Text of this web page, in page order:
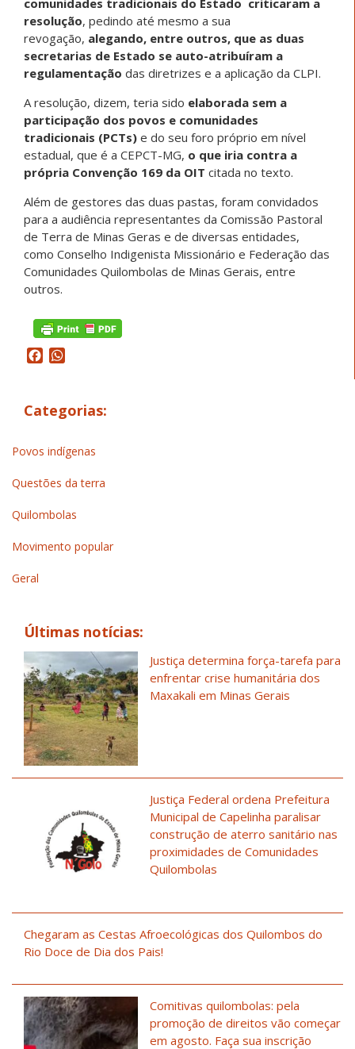
resolução, pedindo até mesmo a sua
revogação, alegando, entre outros, que as duas
secretarias de Estado se auto-atribuíram a
regulamentação das diretrizes e a aplicação da CLPI.
A resolução, dizem, teria sido elaborada sem a
participação dos povos e comunidades
tradicionais (PCTs) e do seu foro próprio em nível
estadual, que é a CEPCT-MG, o que iria contra a
própria Convenção 169 da OIT citada no texto.
Além de gestores das duas pastas, foram convidados
para a audiência representantes da Comissão Pastoral
de Terra de Minas Geras e de diversas entidades,
como Conselho Indigenista Missionário e Federação das
Comunidades Quilombolas de Minas Gerais, entre
outros.
Facebook
Categorias:
Povos indígenas
Questões da terra
Quilombolas
Movimento popular
Geral
Últimas notícias:
Justiça determina força-tarefa para
enfrentar crise humanitária dos
Maxakali em Minas Gerais
Justiça Federal ordena Prefeitura
Municipal de Capelinha paralisar
construção de aterro sanitário nas
proximidades de Comunidades
Quilombolas
Chegaram as Cestas Afroecológicas dos Quilombos do
Rio Doce de Dia dos Pais!
Comitivas quilombolas: pela
promoção de direitos vão começar
em agosto. Faça sua inscrição